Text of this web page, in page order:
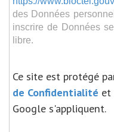
des Données
inscrire de Données
libre.
Ce site est protégé
de Confidentialité et
Google s'appliquent.